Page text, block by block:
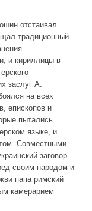
отстаивал
традиционный
и кириллицы в
заслуг А.
на всех
епископов и
пытались
языке, и
Совместными
заговор
своим народом и
папа римский
камерарием